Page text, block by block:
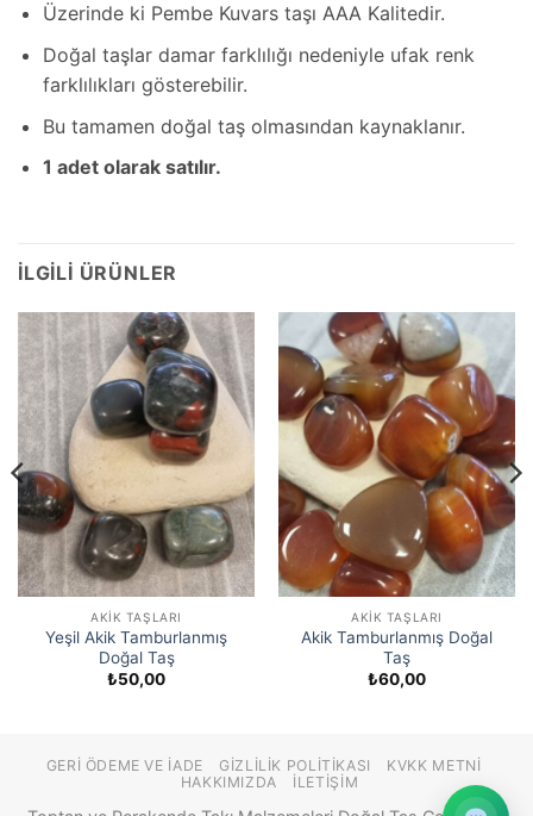
Üzerinde ki Pembe Kuvars taşı AAA Kalitedir.
Doğal taşlar damar farklılığı nedeniyle ufak renk
farklılıkları gösterebilir.
Bu tamamen doğal taş olmasından kaynaklanır.
1 adet olarak satılır.
İLGILI ÜRÜNLER
AKIK TAŞLARI
Yeşil Akik Tamburlanmış
Doğal Taş
₺50,00
AKIK TAŞLARI
Akik Tamburlanmış Doğal
Taş
₺60,00
GERI ÖDEME VE İADE GIZLILIK POLITIKASI
KVKK METNI
HAKKIMIZDA
İLETIŞIM